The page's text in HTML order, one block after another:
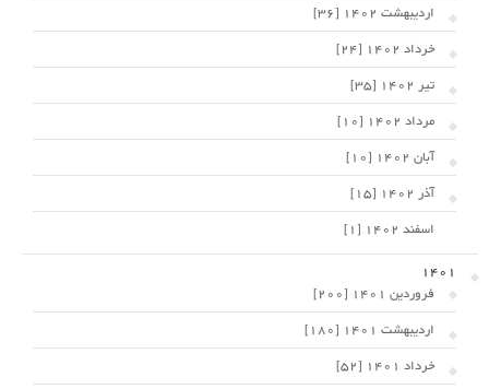
اردیبهشت 1402 [36]
خرداد 1402 [24]
تیر 1402 [35]
مرداد 1402 [10]
آبان 1402 [10]
آذر 1402 [15]
اسفند 1402 [1]
1401
فروردین 1401 [200]
اردیبهشت 1401 [180]
خرداد 1401 [52]